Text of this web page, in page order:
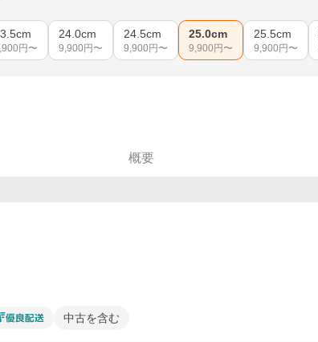
円〜
24.0cm
9,900 円〜
24.5cm
9,900 円〜
25.0cm
9,900 円〜
25.5cm
9,900 円〜
概要
中古を含む